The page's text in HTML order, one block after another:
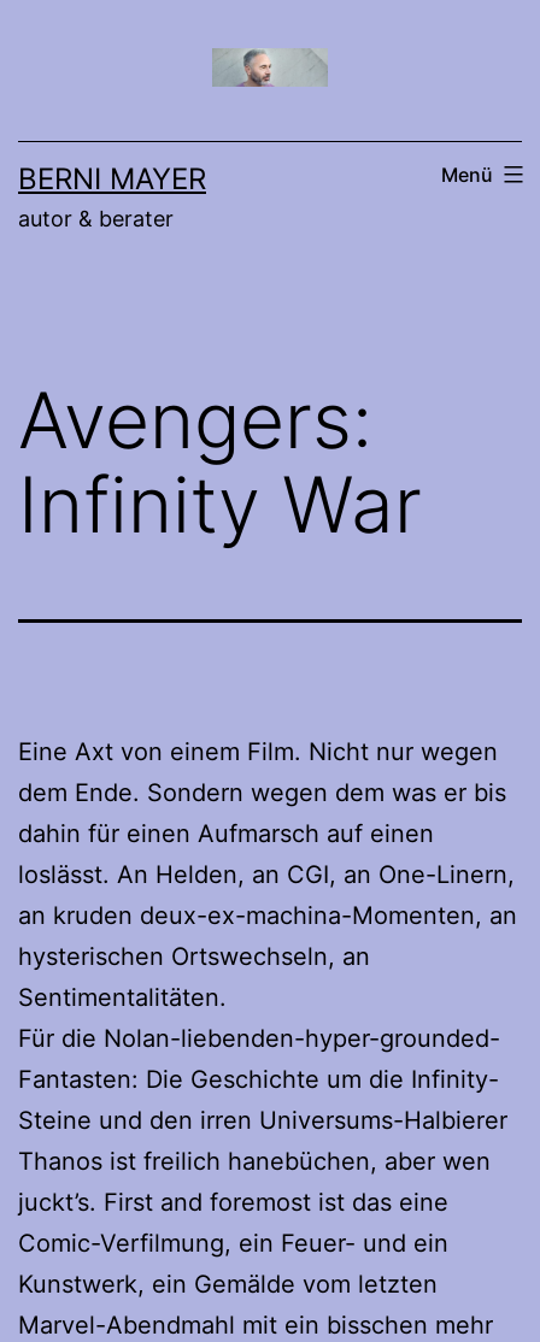
BERNI MAYER
autor & berater
Menü
Avengers:
Infinity War
Eine Axt von einem Film. Nicht nur wegen
dem Ende. Sondern wegen dem was er bis
dahin für einen Aufmarsch auf einen
loslässt. An Helden, an CGI, an One-Linern,
an kruden deux-ex-machina-Momenten, an
hysterischen Ortswechseln, an
Sentimentalitäten.
Für die Nolan-liebenden-hyper-grounded-
Fantasten: Die Geschichte um die Infinity-
Steine und den irren Universums-Halbierer
Thanos ist freilich hanebüchen, aber wen
juckt’s. First and foremost ist das eine
Comic-Verfilmung, ein Feuer- und ein
Kunstwerk, ein Gemälde vom letzten
Marvel-Abendmahl mit ein bisschen mehr